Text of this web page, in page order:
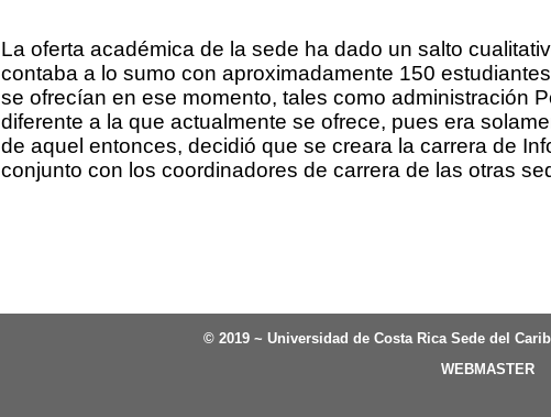
La oferta académica de la sede ha dado un salto
contaba a lo sumo con aproximadamente 150
se ofrecían en ese momento, tales como administración
diferente a la que actualmente se ofrece, pues era
de aquel entonces, decidió que se creara la carrera de
conjunto con los coordinadores de carrera de las otras
© 2019 ~ Universidad de Costa Rica Sede del
WEBMASTER